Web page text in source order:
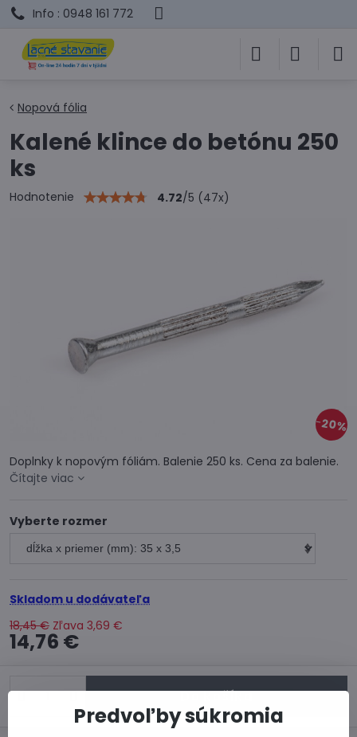
Info : 0948 161 772
20%
Nopová fólia
Kalené klince do betónu 250
ks
Hodnotenie 4.72/5 (47x)
Doplnky k nopovým fóliám. Balenie 250 ks. Cena za balenie.
Čítajte viac
Vyberte rozmer
Skladom u dodávateľa
18,45 € Zľava 3,69 €
14,76 €
Do košíka
Predvoľby súkromia